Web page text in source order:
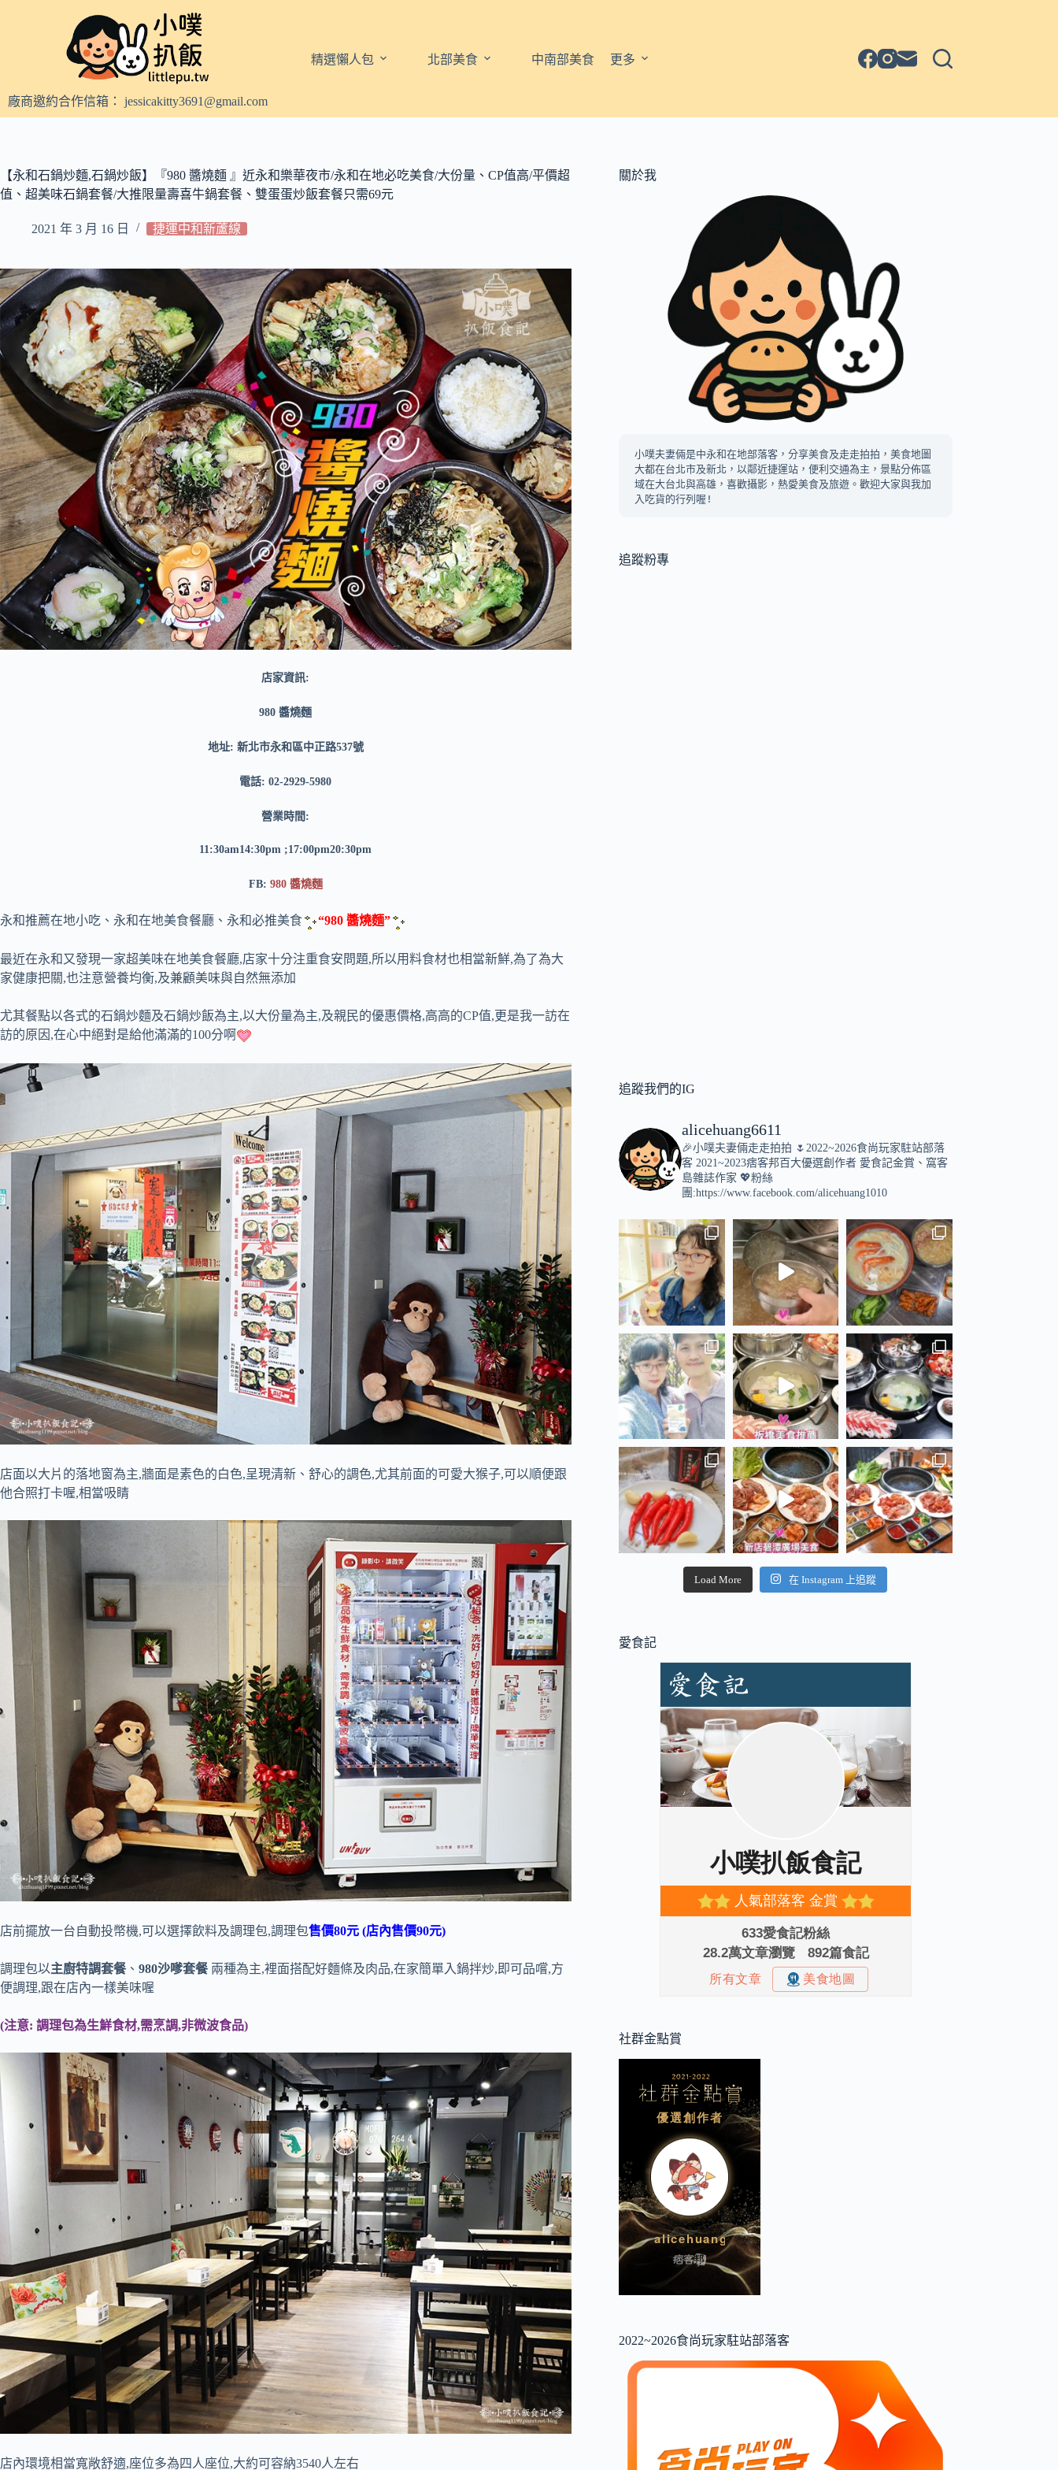
容廠商邀約合作信箱： jessicakitty3691@gmail.com
精選懶人包 北部美食 中南部美食 更多
【永和石鍋炒麵,石鍋炒飯】『980 醬燒麵 』近永和樂華夜市/永和在地必吃美食/大份量、CP值高/平價超
值、超美味石鍋套餐/大推限量壽喜牛鍋套餐、雙蛋蛋炒飯套餐只需69元
2021 年 3 月 16 日 捷運中和新蘆線
店家資訊:
980 醬燒麵
地址: 新北市永和區中正路537號
電話: 02-2929-5980
營業時間:
11:30am14:30pm ;17:00pm20:30pm
FB: 980 醬燒麵
永和推薦在地小吃、永和在地美食餐廳、永和必推美食 “980 醬燒麵”
最近在永和又發現一家超美味在地美食餐廳,店家十分注重食安問題,所以用料食材也相當新鮮,為了為大
家健康把關,也注意營養均衡,及兼顧美味與自然無添加
尤其餐點以各式的石鍋炒麵及石鍋炒飯為主,以大份量為主,及親民的優惠價格,高高的CP值,更是我一訪在
訪的原因,在心中絕對是給他滿滿的100分啊
店面以大片的落地窗為主,牆面是素色的白色,呈現清新、舒心的調色,尤其前面的可愛大猴子,可以順便跟
他合照打卡喔,相當吸睛
店前擺放一台自動投幣機,可以選擇飲料及調理包,調理包售價80元 (店內售價90元)
調理包以主廚特調套餐、 980沙嗲套餐 兩種為主,裡面搭配好麵條及肉品,在家簡單入鍋拌炒,即可品嚐,方
便調理,跟在店內一樣美味喔
(注意: 調理包為生鮮食材,需烹調,非微波食品)
店內環境相當寬敞舒適,座位多為四人座位,大約可容納3540人左右
關於我
小噗夫妻倆是中永和在地部落客，分享美食及走走拍拍，美食地圖
大都在台北市及新北，以鄰近捷運站，便利交通為主，景點分佈區
域在大台北與高雄，喜歡攝影，熱愛美食及旅遊。歡迎大家與我加
入吃貨的行列喔!
追蹤粉專
追蹤我們的IG
alicehuang6611
🎉小噗夫妻倆走走拍拍 🌷2022~2026食尚玩家駐站部落
客 2021~2023痞客邦百大優選創作者 愛食記金賞、窩客
島雜誌作家 💖粉絲
團:https://www.facebook.com/alicehuang1010
Load More 在 Instagram 上追蹤
愛食記
社群金點賞
2022~2026食尚玩家駐站部落客